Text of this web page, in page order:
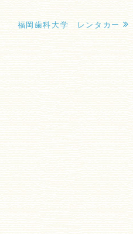
福岡歯科大学 レンタカー